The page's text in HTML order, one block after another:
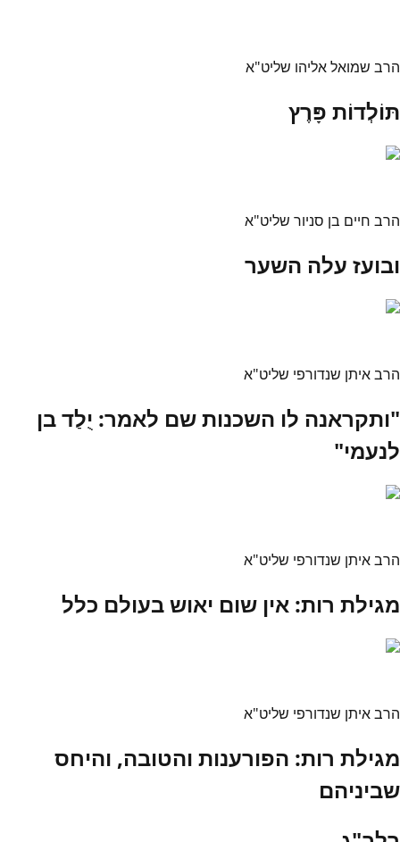
הרב שמואל אליהו שליט"א
תּוֹלְדוֹת פָּרֶץ
הרב חיים בן סניור שליט"א
ובועז עלה השער
הרב איתן שנדורפי שליט"א
"ותקראנה לו השכנות שם לאמר: יֻלַד בן
לנעמי"
הרב איתן שנדורפי שליט"א
מגילת רות: אין שום יאוש בעולם כלל
הרב איתן שנדורפי שליט"א
מגילת רות: הפורענות והטובה, והיחס
שביניהם